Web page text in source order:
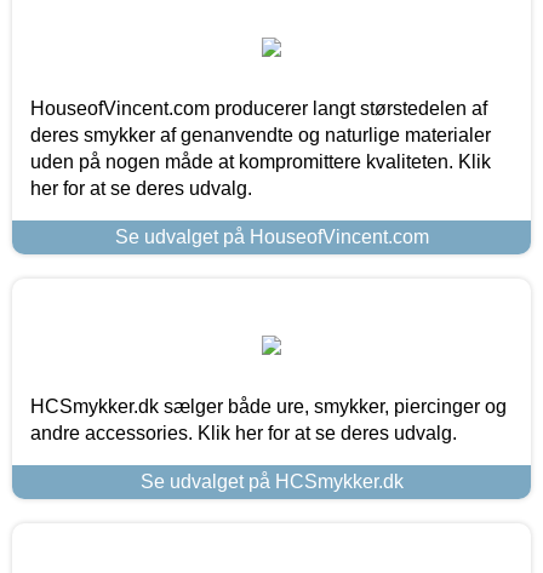
HouseofVincent.com producerer langt størstedelen af
deres smykker af genanvendte og naturlige materialer
uden på nogen måde at kompromittere kvaliteten. Klik
her for at se deres udvalg.
Se udvalget på HouseofVincent.com
HCSmykker.dk sælger både ure, smykker, piercinger og
andre accessories. Klik her for at se deres udvalg.
Se udvalget på HCSmykker.dk